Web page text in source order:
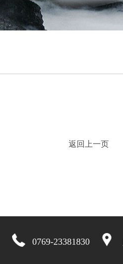
返回上一页
0769-23381830